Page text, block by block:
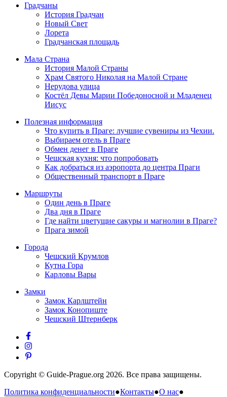
Градчаны
История Градчан
Новый Cвет
Лорета
Градчанская площадь
Мала Страна
История Малой Страны
Храм Святого Николая на Малой Стране
Нерудова улица
Костёл Девы Марии Победоносной и Младенец
Иисус
Полезная информация
Что купить в Праге: лучшие сувениры из Чехии.
Выбираем отель в Праге
Обмен денег в Праге
Чешская кухня: что попробовать
Как добраться из аэропорта до центра Праги
Общественный транспорт в Праге
Маршруты
Один день в Праге
Два дня в Праге
Где найти цветущие сакуры и магнолии в Праге?
Прага зимой
Города
Чешский Крумлов
Кутна Гора
Карловы Вары
Замки
Замок Карлштейн
Замок Конопиште
Чешский Штернберк
Copyright © Guide-Prague.org 2026. Все права защищены.
Политика конфиденциальности●Контакты●О нас●